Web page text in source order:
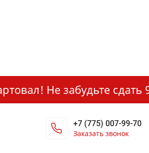
Не забудьте сдать
+7 (775) 007-99-70
Заказать звонок